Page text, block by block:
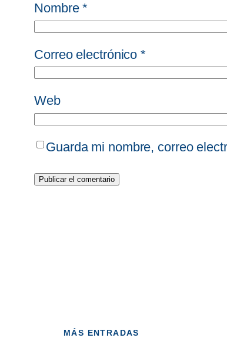
Nombre*
Correo electrónico*
Web
Guarda mi nombre, correo
MÁS ENTRADAS